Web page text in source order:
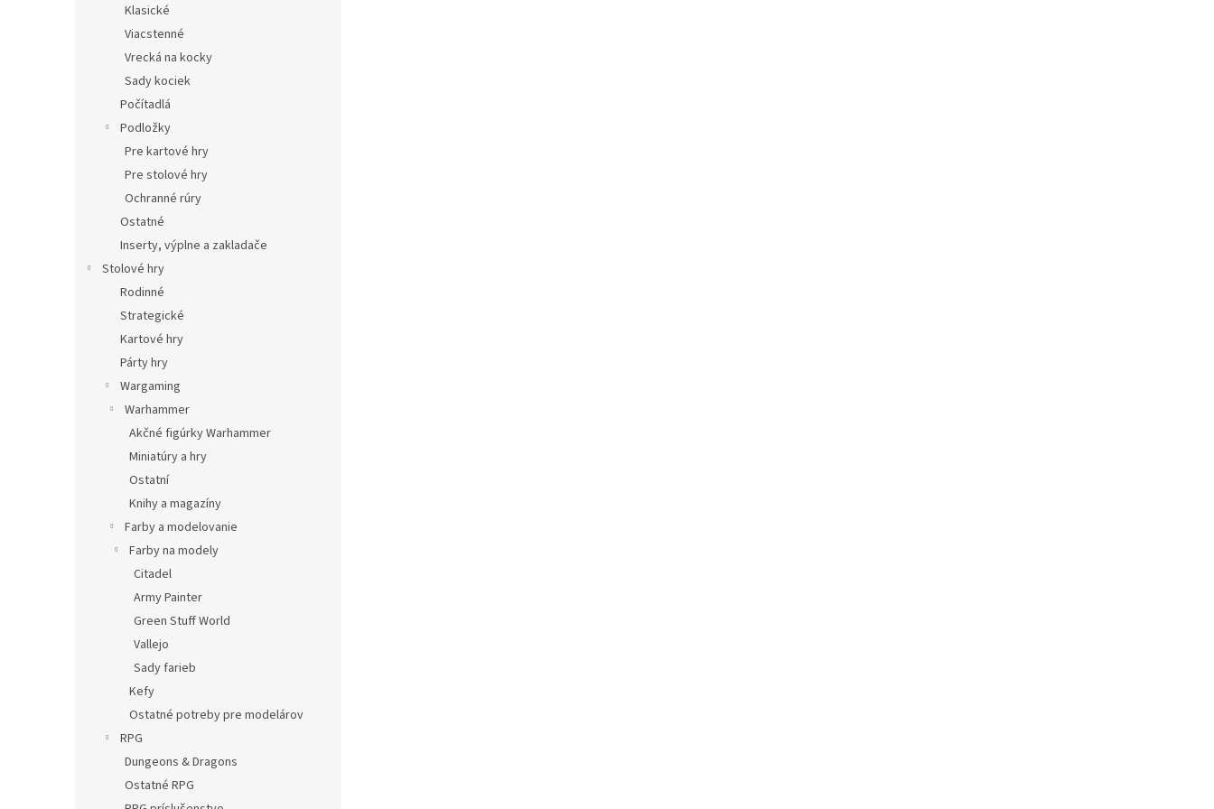
Klasické
Viacstenné
Vrecká na kocky
Sady kociek
Počítadlá
Podložky
Pre kartové hry
Pre stolové hry
Ochranné rúry
Ostatné
Inserty, výplne a zakladače
Stolové hry
Rodinné
Strategické
Kartové hry
Párty hry
Wargaming
Warhammer
Akčné figúrky Warhammer
Miniatúry a hry
Ostatní
Knihy a magazíny
Farby a modelovanie
Farby na modely
Citadel
Army Painter
Green Stuff World
Vallejo
Sady farieb
Kefy
Ostatné potreby pre modelárov
RPG
Dungeons & Dragons
Ostatné RPG